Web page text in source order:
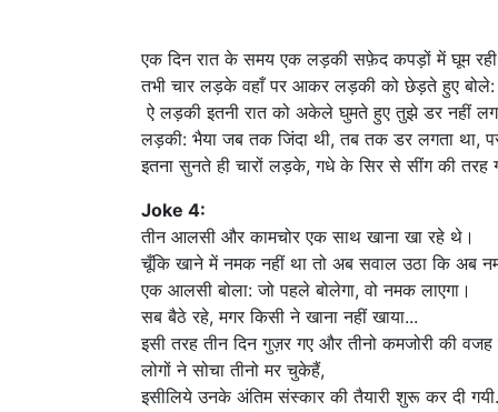
एक दिन रात के समय एक लड़की सफ़ेद कपड़ों में घूम
तभी चार लड़के वहाँ पर आकर लड़की को छेड़ते हुए बोले:
ऐ लड़की इतनी रात को अकेले घुमते हुए तुझे डर नहीं
लड़की: भैया जब तक जिंदा थी, तब तक डर लगता था,
इतना सुनते ही चारों लड़के, गधे के सिर से सींग की तरह
Joke 4:
तीन आलसी और कामचोर एक साथ खाना खा रहे थे।
चूँकि खाने में नमक नहीं था तो अब सवाल उठा कि अब
एक आलसी बोला: जो पहले बोलेगा, वो नमक लाएगा।
सब बैठे रहे, मगर किसी ने खाना नहीं खाया...
इसी तरह तीन दिन गुज़र गए और तीनो कमजोरी की
लोगों ने सोचा तीनो मर चुकेहैं,
इसीलिये उनके अंतिम संस्कार की तैयारी शुरू कर दी